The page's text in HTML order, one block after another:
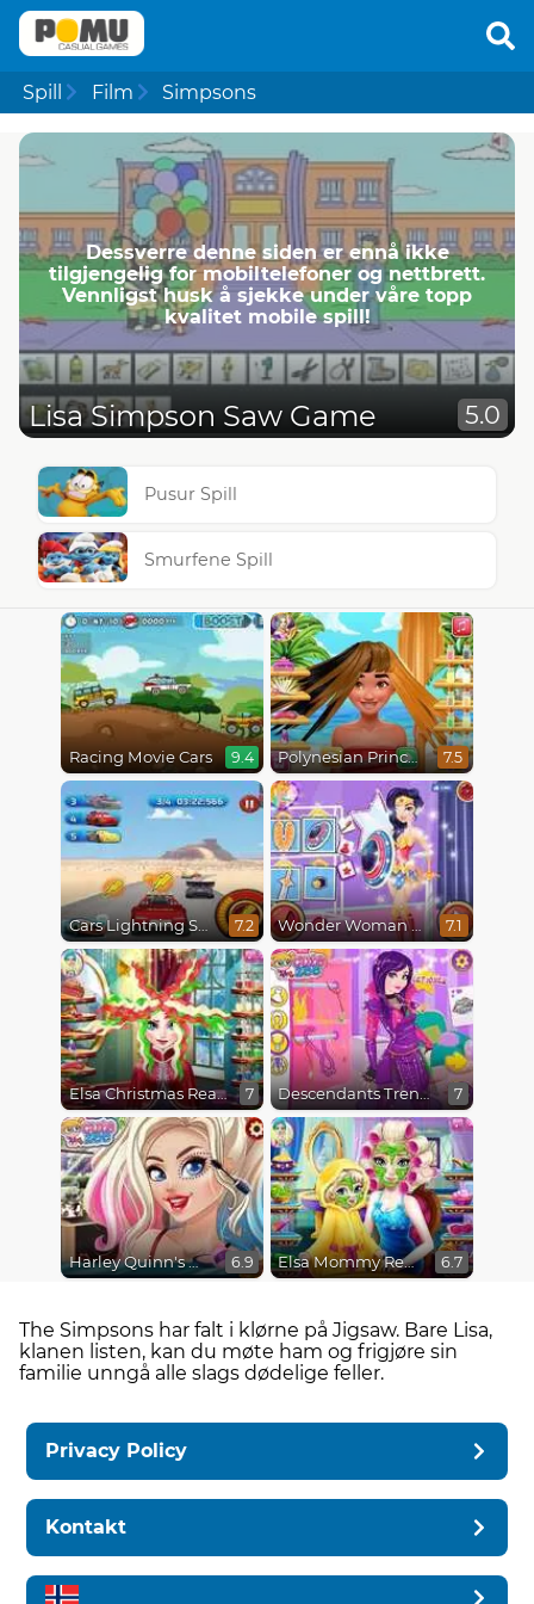
Spill Film Simpsons
Dessverre denne siden er ennå ikke
tilgjengelig for mobiltelefoner og nettbrett.
Vennligst husk å sjekke under våre topp
kvalitet mobile spill!
Lisa Simpson Saw Game 5.0
Pusur Spill
Smurfene Spill
Racing Movie Cars 9.4 Polynesian Princess Real Haircuts 7.5
Cars Lightning Speed 7.2 Wonder Woman Fashion Event 7.1
Elsa Christmas Real Haircuts 7 Descendants Trendsetters 7
Harley Quinn's Modern Makeover 6.9 Elsa Mommy Real Makeover 6.7
The Simpsons har falt i klørne på Jigsaw. Bare Lisa,
klanen listen, kan du møte ham og frigjøre sin
familie unngå alle slags dødelige feller.
Privacy Policy
Kontakt